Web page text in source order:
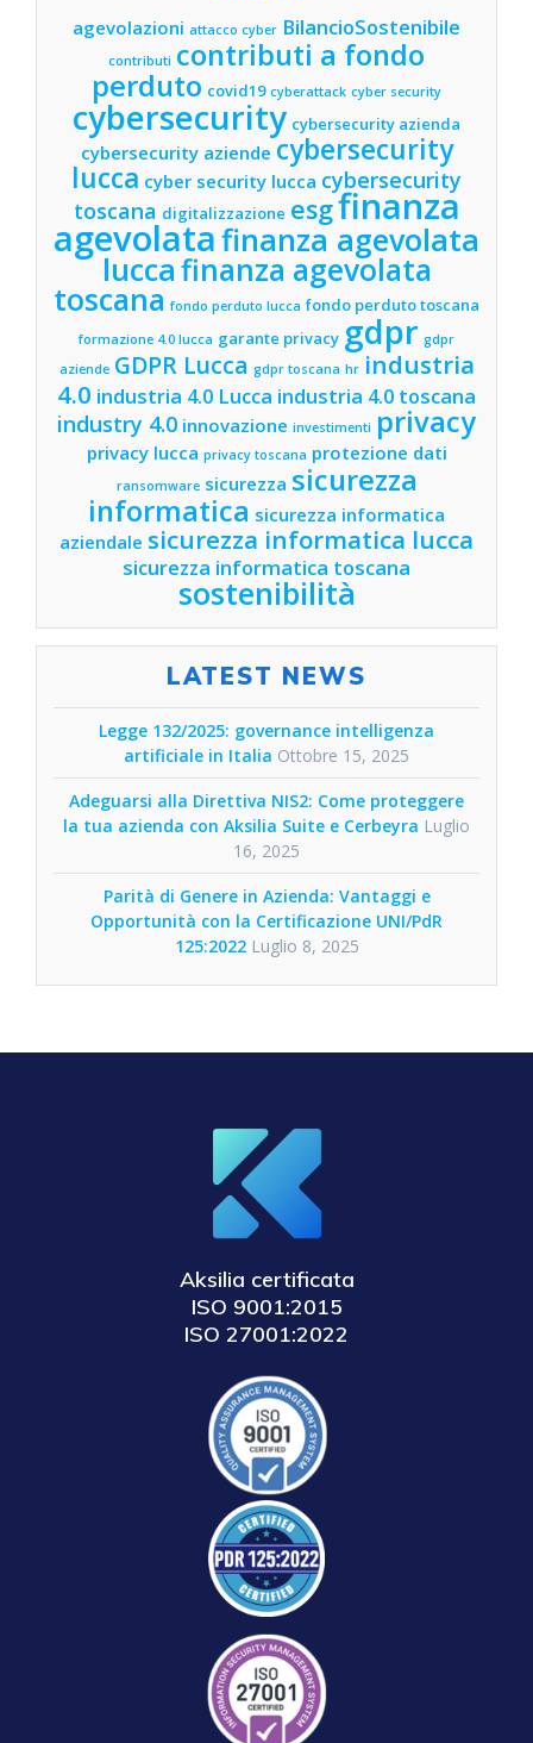
agevolazioni attacco cyber BilancioSostenibile
contributi contributi a fondo
perduto covid19 cyberattack cyber security
cybersecurity cybersecurity azienda
cybersecurity aziende cybersecurity
lucca cyber security lucca cybersecurity
toscana digitalizzazione esgfinanza
agevolatafinanza agevolata
luccafinanza agevolata
toscana fondo perduto lucca fondo perduto toscana
formazione 4.0 lucca garante privacy gdpr gdpr
aziende GDPR Lucca gdpr toscana hr industria
4.0 industria 4.0 Lucca industria 4.0 toscana
industry 4.0 innovazione investimenti privacy
privacy lucca privacy toscana protezione dati
ransomware sicurezza sicurezza
informatica sicurezza informatica
aziendale sicurezza informatica lucca
sicurezza informatica toscana
sostenibilità
LATEST NEWS
Legge 132/2025: governance intelligenza
artificiale in Italia Ottobre 15, 2025
Adeguarsi alla Direttiva NIS2: Come proteggere
la tua azienda con Aksilia Suite e Cerbeyra Luglio
16, 2025
Parità di Genere in Azienda: Vantaggi e
Opportunità con la Certificazione UNI/PdR
125:2022 Luglio 8, 2025
Aksilia certificata
ISO 9001:2015
ISO 27001:2022